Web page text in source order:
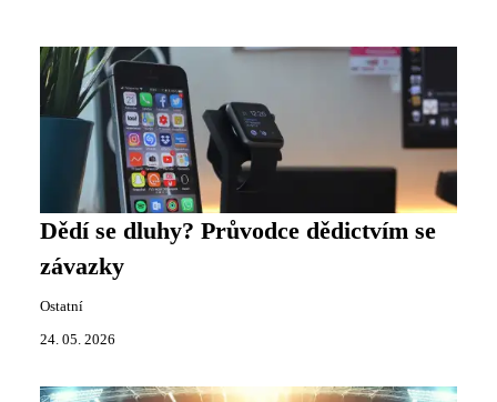
Dědí se dluhy? Průvodce dědictvím se
závazky
Ostatní
24. 05. 2026